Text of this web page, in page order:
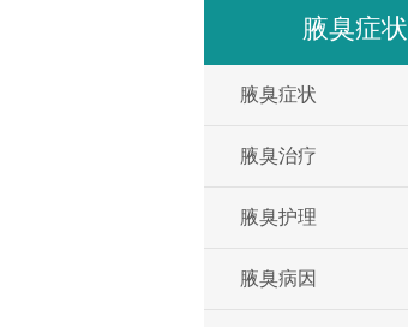
腋臭症状
腋臭症状
腋臭治疗
腋臭护理
腋臭病因